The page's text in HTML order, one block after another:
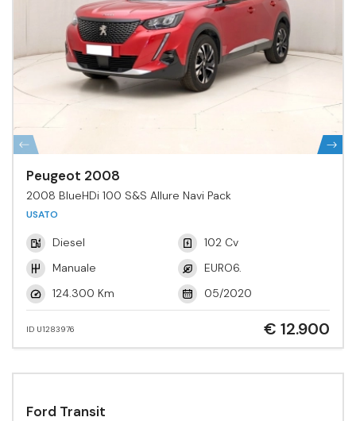
Peugeot 2008
2008 BlueHDi 100 S&S Allure Navi Pack
USATO
Diesel
102 Cv
Manuale
EURO6.
124.300 Km
05/2020
ID U1283976 € 12.900
Ford Transit